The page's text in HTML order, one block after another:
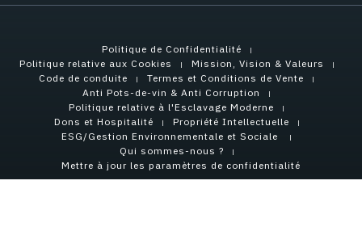
Politique de Confidentialité
Politique relative aux Cookies
Mission, Vision & Valeurs
Code de conduite
Termes et Conditions de Vente
Anti Pots-de-vin & Anti Corruption
Politique relative à l'Esclavage Moderne
Dons et Hospitalité
Propriété Intellectuelle
ESG/Gestion Environnementale et Sociale
Qui sommes-nous ?
Mettre à jour les paramètres de confidentialité